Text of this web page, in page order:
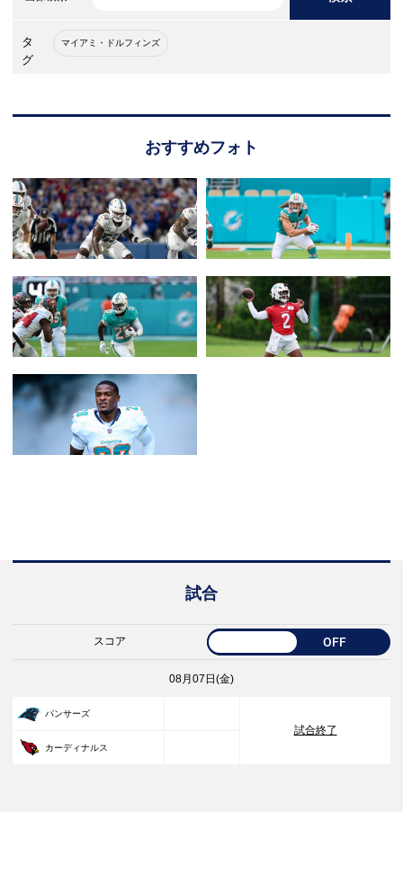
タ
グ
マイアミ・ドルフィンズ
おすすめフォト
試合
スコア OFF
08月07日(金)
パンサーズ
試合終了
カーディナルス